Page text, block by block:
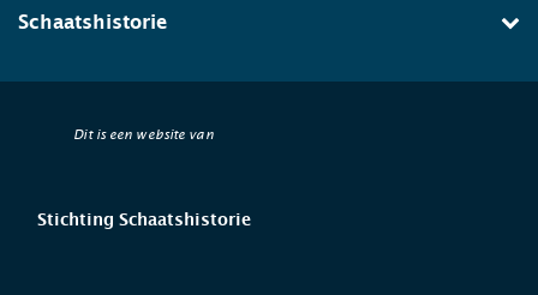
Schaatshistorie
Dit is een website van
Stichting Schaatshistorie